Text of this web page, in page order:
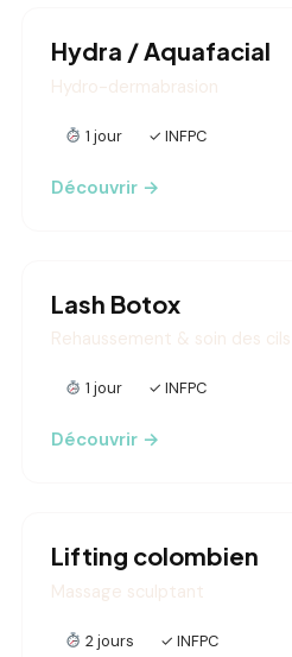
Hydra / Aquafacial
Hydro-dermabrasion
1 jour ✓ INFPC
Découvrir →
Lash Botox
Rehaussement & soin des cils
1 jour ✓ INFPC
Découvrir →
Lifting colombien
Massage sculptant
2 jours ✓ INFPC